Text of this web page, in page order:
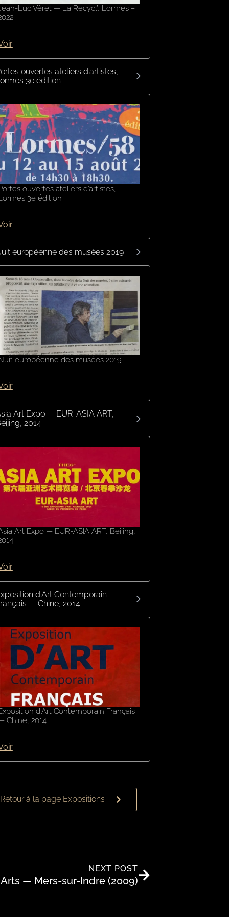
Luc Véret — La Recycl’, Lormes –
ouvertes ateliers d’artistes,
3e édition
ouvertes ateliers d’artistes,
3e édition
européenne des musées 2019
européenne des musées 2019
Art Expo — EUR-ASIA ART,
2014
Art Expo — EUR-ASIA ART, Beijing,
d’Art Contemporain
— Chine, 2014
d’Art Contemporain Français
Chine, 2014
Retour à la page Expositions
NEXT POST
— Mers-sur-Indre (2009)